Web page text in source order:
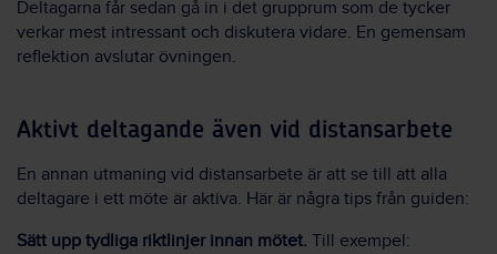
Deltagarna får sedan gå in i det grupprum som de tycker
verkar mest intressant och diskutera vidare. En gemensam
reflektion avslutar övningen.
Aktivt deltagande även vid distansarbete
En annan utmaning vid distansarbete är att se till att alla
deltagare i ett möte är aktiva. Här är några tips från guiden:
Sätt upp tydliga riktlinjer innan mötet. Till exempel: